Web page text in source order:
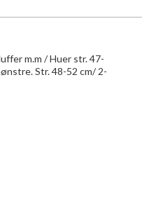
m.m /Huer str. 47-
Str. 48-52 cm/ 2-